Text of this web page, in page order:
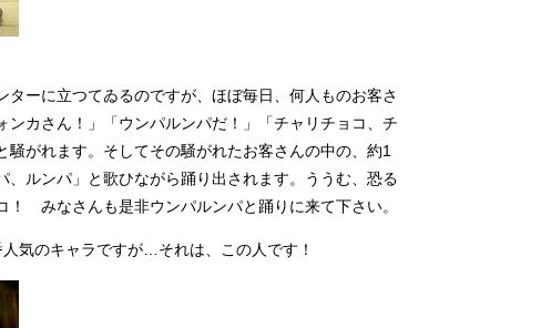
ーに立つてゐるのですが、ほぼ毎日、何人ものお客さ
ンカさん！」「ウンパルンパだ！」「チャリチョコ、チ
騒がれます。そしてその騒がれたお客さんの中の、約1
、ルンパ」と歌ひながら踊り出されます。ううむ、恐る
！ みなさんも是非ウンパルンパと踊りに来て下さい。
気のキャラですが…それは、この人です！